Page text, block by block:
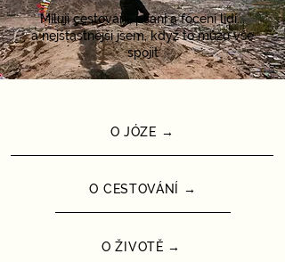
Miluji cestování, psaní a focení lidí...
a nejšťastnější jsem, když to můžu vše
spojit
O JÓZE →
O CESTOVÁNÍ →
O ŽIVOTĚ →